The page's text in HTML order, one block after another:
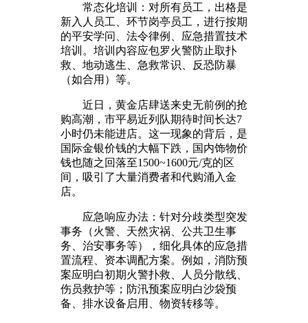
常态化培训：对所有员工，出格是
新入人员工、环节岗亭员工，进行按期
的平安学问、法令律例、应急措置技术
培训。培训内容应包罗火警防止取扑
救、地动逃生、急救常识、反恐防暴
（如合用）等。
近日，黄金店肆送来史无前例的抢
购高潮，市平易近列队期待时间长达7
小时仍未能进店。这一现象的背后，是
国际金银价钱的大幅下跌，国内饰物价
钱也随之回落至1500~1600元/克的区
间，吸引了大量消费者和代购涌入金
店。
应急响应办法：针对分歧类型突发
事务（火警、天然灾祸、公共卫生事
务、治安事务等），细化具体的应急措
置流程、资本调配方案。例如，消防预
案应明白初期火警扑救、人员分散线、
伤员救护等；防汛预案应明白沙袋预
备、排水设备启用、物资转移等。